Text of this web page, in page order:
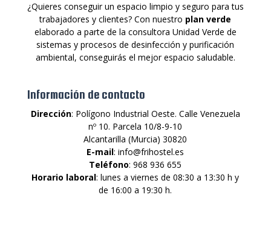
¿Quieres conseguir un espacio limpio y seguro para tus
trabajadores y clientes? Con nuestro plan verde
elaborado a parte de la consultora Unidad Verde de
sistemas y procesos de desinfección y purificación
ambiental, conseguirás el mejor espacio saludable.
Información de contacto
Dirección: Polígono Industrial Oeste. Calle Venezuela
nº 10. Parcela 10/8-9-10
Alcantarilla (Murcia) 30820
E-mail: info@frihostel.es
Teléfono: 968 936 655
Horario laboral: lunes a viernes de 08:30 a 13:30 h y
de 16:00 a 19:30 h.